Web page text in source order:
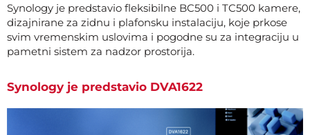
Synology je predstavio fleksibilne BC500 i TC500 kamere,
dizajnirane za zidnu i plafonsku instalaciju, koje prkose
svim vremenskim uslovima i pogodne su za integraciju u
pametni sistem za nadzor prostorija.
Synology je predstavio DVA1622